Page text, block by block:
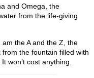
and Omega, the
from the life-giving
the A and the Z, the
the fountain filled with
won’t cost anything.